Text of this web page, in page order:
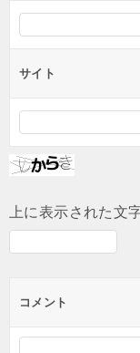
サイト
上に表示された文
コメント